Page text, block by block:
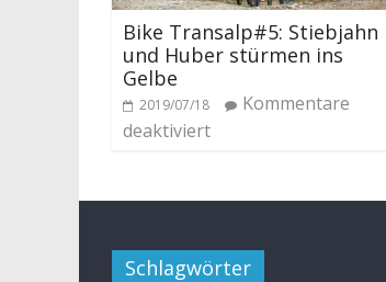
Bike Transalp#5: Stiebjahn
und Huber stürmen ins
Gelbe
2019/07/18
Kommentare
deaktiviert
Schlagwörter